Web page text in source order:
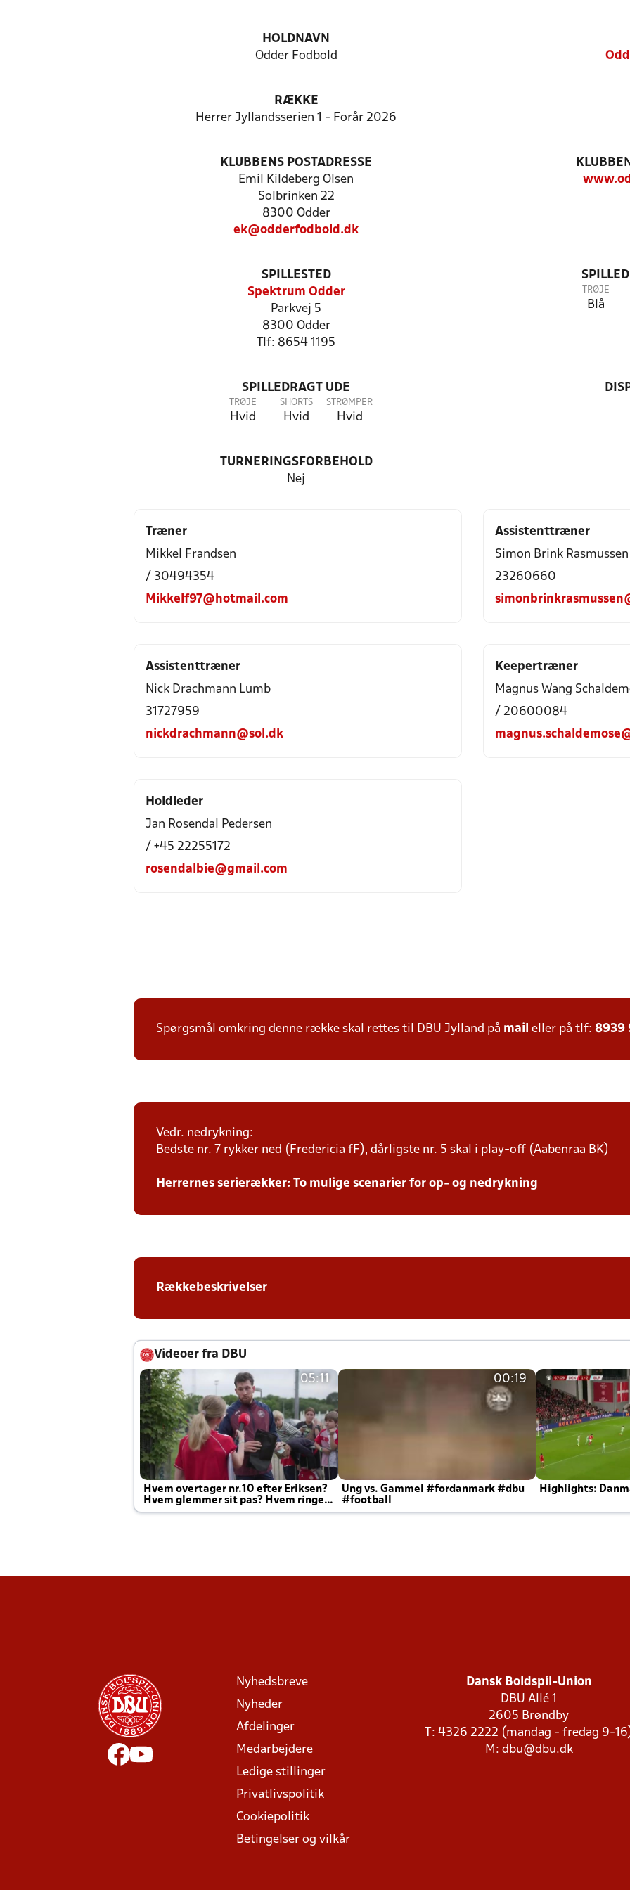
HOLDNAVN
Odder Fodbold
RÆKKE
Herrer Jyllandsserien 1 - Forår 2026
KLUBBENS POSTADRESSE
Emil Kildeberg Olsen
Solbrinken 22
8300 Odder
ek@odderfodbold.dk
SPILLESTED
Spektrum Odder
Parkvej 5
8300 Odder
Tlf: 8654 1195
TRØJE
Blå
SPILLEDRAGT UDE
TRØJE
Hvid
SHORTS
Hvid
STRØMPER
Hvid
TURNERINGSFORBEHOLD
Nej
Træner
Mikkel Frandsen
/ 30494354
Mikkelf97@hotmail.com
Assistenttræner
Simon Brink Rasmussen
23260660
Assistenttræner
Nick Drachmann Lumb
31727959
nickdrachmann@sol.dk
Keepertræner
Magnus Wang
/ 20600084
Holdleder
Jan Rosendal Pedersen
/ +45 22255172
rosendalbie@gmail.com
Spørgsmål omkring denne række skal rettes til DBU Jylland på mail eller på tlf: 8939
Vedr. nedrykning:
Bedste nr. 7 rykker ned (Fredericia fF), dårligste nr. 5 skal i play-off (Aabenraa BK)
Herrernes serierækker: To mulige scenarier for op- og nedrykning
Rækkebeskrivelser
Videoer fra DBU
05:11
Hvem overtager nr.10 efter Eriksen?
Hvem glemmer sit pas? Hvem ringer
Joachim altid til efter kampe?
00:19
Ung vs. Gammel #fordanmark #dbu
#football
Highlights:
Nyhedsbreve
Nyheder
Afdelinger
Medarbejdere
Ledige stillinger
Privatlivspolitik
Cookiepolitik
Betingelser og vilkår
Dansk Boldspil-Union
DBU Allé 1
2605 Brøndby
T: 4326 2222 (mandag - fredag 9-
M: dbu@dbu.dk